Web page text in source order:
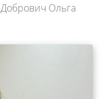
Добрович Ольга